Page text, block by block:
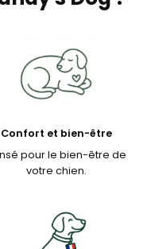
Confort et bien-être
pour le bien-être de
votre chien.